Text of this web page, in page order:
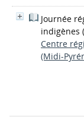
Journée
indigènes
Centre
(Midi-